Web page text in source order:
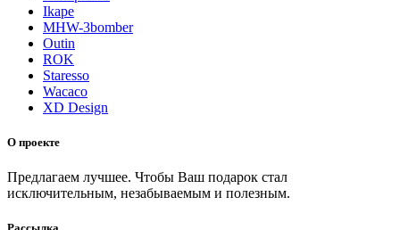
Ikape
MHW-3bomber
Outin
ROK
Staresso
Wacaco
XD Design
О проекте
Предлагаем лучшее. Чтобы Ваш подарок стал
исключительным, незабываемым и полезным.